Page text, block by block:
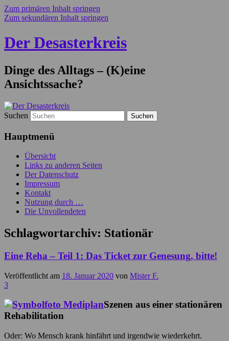
Zum primären Inhalt springen
Zum sekundären Inhalt springen
Der Desasterkreis
Dinge des Alltags – (K)eine
Ansichtssache?
Suchen
Hauptmenü
Übersicht
Links zu anderen Seiten
Der Datenschutz
Impressum
Kontakt
Nutzung durch …
Die Unvollendeten
Schlagwortarchiv: Stationär
Eine Reha – Teil 1: Das Ticket zur Genesung, bitte!
Veröffentlicht am 18. Januar 2020 von Mister F.
3
Szenen aus einer stationären
Rehabilitation
Oder: Wo Mensch krank hinfährt und irgendwie wiederkehrt.